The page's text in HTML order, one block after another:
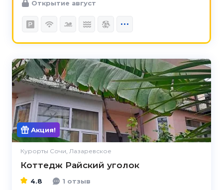
Открытие август
Акция!
Курорты Сочи, Лазаревское
Коттедж Райский уголок
4.8
4.8
1 отзыв